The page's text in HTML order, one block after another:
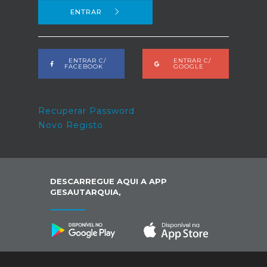
ENTRAR
ENTRAR C/
FACEBOOK
ENTRAR C/
GOOGLE
Recuperar Password
Novo Registo
DESCARREGUE AQUI A APP
GESAUTARQUIA,